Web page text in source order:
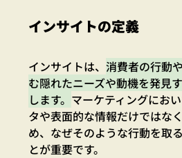
インサイトの定義
インサイトは、消費者の行動
む隠れたニーズや動機を発見
します。 マーケティングにお
タや表面的な情報だけではな
め、なぜそのような行動を取
とが重要です。